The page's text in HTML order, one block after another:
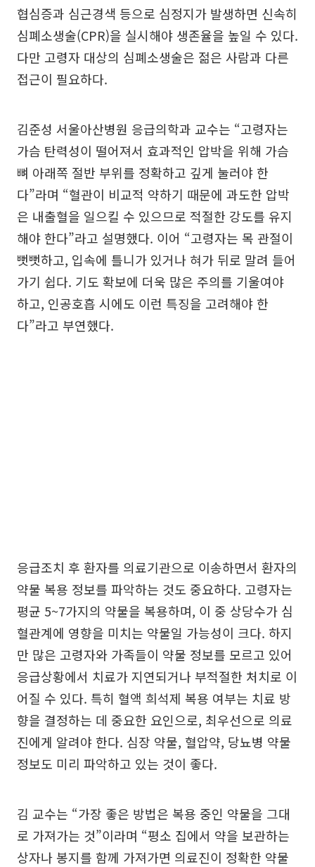
협심증과 심근경색 등으로 심정지가 발생하면 신속히
심폐소생술(CPR)을 실시해야 생존율을 높일 수 있다.
다만 고령자 대상의 심폐소생술은 젊은 사람과 다른
접근이 필요하다.
김준성 서울아산병원 응급의학과 교수는 “고령자는
가슴 탄력성이 떨어져서 효과적인 압박을 위해 가슴
뼈 아래쪽 절반 부위를 정확하고 깊게 눌러야 한
다”라며 “혈관이 비교적 약하기 때문에 과도한 압박
은 내출혈을 일으킬 수 있으므로 적절한 강도를 유지
해야 한다”라고 설명했다. 이어 “고령자는 목 관절이
뻣뻣하고, 입속에 틀니가 있거나 혀가 뒤로 말려 들어
가기 쉽다. 기도 확보에 더욱 많은 주의를 기울여야
하고, 인공호흡 시에도 이런 특징을 고려해야 한
다”라고 부연했다.
응급조치 후 환자를 의료기관으로 이송하면서 환자의
약물 복용 정보를 파악하는 것도 중요하다. 고령자는
평균 5~7가지의 약물을 복용하며, 이 중 상당수가 심
혈관계에 영향을 미치는 약물일 가능성이 크다. 하지
만 많은 고령자와 가족들이 약물 정보를 모르고 있어
응급상황에서 치료가 지연되거나 부적절한 처치로 이
어질 수 있다. 특히 혈액 희석제 복용 여부는 치료 방
향을 결정하는 데 중요한 요인으로, 최우선으로 의료
진에게 알려야 한다. 심장 약물, 혈압약, 당뇨병 약물
정보도 미리 파악하고 있는 것이 좋다.
김 교수는 “가장 좋은 방법은 복용 중인 약물을 그대
로 가져가는 것”이라며 “평소 집에서 약을 보관하는
상자나 봉지를 함께 가져가면 의료진이 정확한 약물